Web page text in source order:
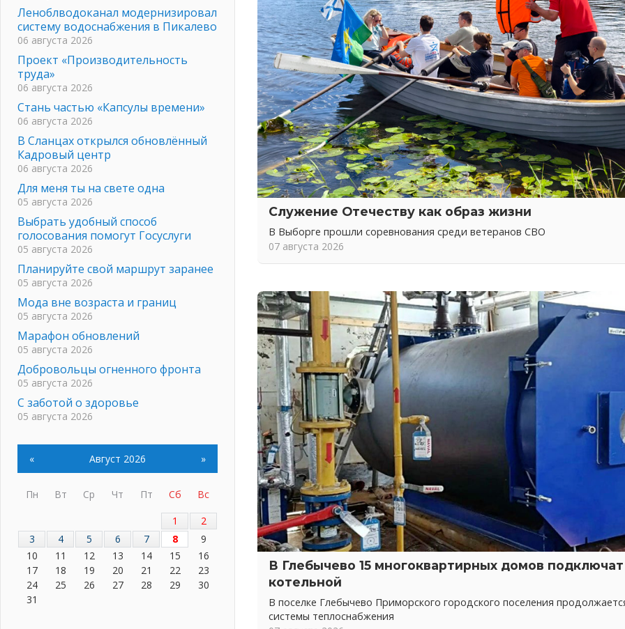
Служение Отечеству как образ жизни
В Выборге прошли соревнования среди ветеранов СВО
07 августа 2026
В Глебычево 15 многоквартирных домов подключат
котельной
В поселке Глебычево Приморского городского поселения
системы теплоснабжения
Леноблводоканал модернизировал
систему водоснабжения в Пикалево
06 августа 2026
Проект «Производительность
труда»
06 августа 2026
Стань частью «Капсулы времени»
06 августа 2026
В Сланцах открылся обновлённый
Кадровый центр
06 августа 2026
Для меня ты на свете одна
05 августа 2026
Выбрать удобный способ
голосования помогут Госуслуги
05 августа 2026
Планируйте свой маршрут заранее
05 августа 2026
Мода вне возраста и границ
05 августа 2026
Марафон обновлений
05 августа 2026
Добровольцы огненного фронта
05 августа 2026
С заботой о здоровье
05 августа 2026
Пульс региона
«Результат командный, заслуга
муниципалитета»
05 августа 2026
Вдохновлять, просвещать и
объединять!
05 августа 2026
« Август 2026 »
Пн Вт Ср Чт Пт Сб
Вс
1
2
3
4 5 6 7 8
9
10
11 12 13 14 15
16
17
18 19 20 21 22
23
24
25 26 27 28 29
30
31